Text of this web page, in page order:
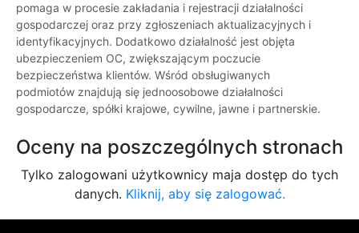
pomaga w procesie zakładania i rejestracji działalności
gospodarczej oraz przy zgłoszeniach aktualizacyjnych i
identyfikacyjnych. Dodatkowo działalność jest objęta
ubezpieczeniem OC, zwiększającym poczucie
bezpieczeństwa klientów. Wśród obsługiwanych
podmiotów znajdują się jednoosobowe działalności
gospodarcze, spółki krajowe, cywilne, jawne i partnerskie.
Oceny na poszczególnych stronach
Tylko zalogowani użytkownicy maja dostęp do tych
danych. Kliknij, aby się zalogować.